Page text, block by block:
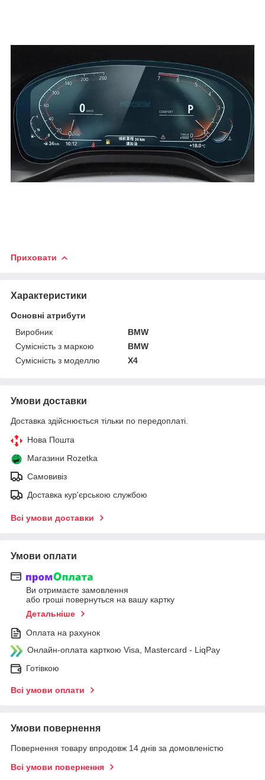
Приховати
Характеристики
Основні атрибути
Виробник
BMW
Сумісність з маркою
BMW
Сумісність з моделлю
X4
Умови доставки
Доставка здійснюється тільки по передоплаті.
Нова Пошта
Магазини Rozetka
Самовивіз
Доставка кур'єрською службою
Всі умови доставки
Умови оплати
Ви отримаєте замовлення
або гроші повернуться на вашу картку
Детальніше
Оплата на рахунок
Онлайн-оплата карткою Visa, Mastercard - LiqPay
Готівкою
Всі умови оплати
Умови повернення
Повернення товару впродовж 14 днів за домовленістю
Всі умови повернення